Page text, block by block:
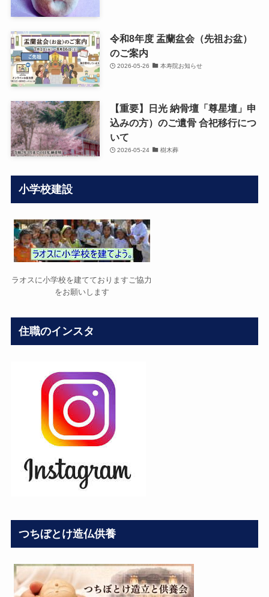
令和8年度 盂蘭盆会（先祖お盆）
のご案内
2026-05-26 本寿院お知らせ
【重要】日光 納骨壇「尊星壇」申
込みの方）のご遺骨 合祀移行につ
いて
2026-05-24 樹木葬
小学校建設
ラオスに小学校を建てておりますご協力
をお願いします
住職のインスタ
つちぼとけ造仏供養